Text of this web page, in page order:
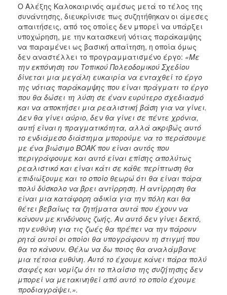
Ο Αλέξης Καλοκαιρινός αμέσως μετά το τέλος της
συνάντησης, διευκρίνισε πως συζητήθηκαν οι άμεσες
απαιτήσεις, από τος οποίες δεν μπορεί να υπάρξει
υποχώρηση, με την κατασκευή νότιας παράκαμψης
να παραμένει ως βασική απαίτηση, η οποία όμως
δεν αναστέλλει το προγραμματισμένο έργο: «Με
την εκπόνηση του Τοπικού Πολεοδομικού Σχεδίου
δίνεται μια μεγάλη ευκαιρία να ενταχθεί το έργο
της νότιας παράκαμψης που είναι πράγματι το έργο
που θα δώσει τη λύση σε έναν ευρύτερο σχεδιασμό
και να αποκτήσει μια ρεαλιστική βάση για να γίνει.
Δεν θα γίνει αύριο, δεν θα γίνει σε πέντε χρόνια,
αυτή είναι η πραγματικότητα, αλλά ακριβώς αυτό
το ενδιάμεσο διάστημα μπορούμε να το περάσουμε
με ένα βιώσιμο ΒΟΑΚ που είναι αυτός που
περιγράφουμε και αυτό είναι επίσης απολύτως
ρεαλιστικό και είναι κάτι σε κάθε περίπτωση θα
επιδιώξουμε και το οποίο θεωρώ ότι θα είναι πάρα
πολύ δύσκολο να βρει αντίρρηση. Η αντίρρηση θα
είναι μια κατάφορη αδικία για την πόλη και θα
θέτει βεβαίως τα ζητήματα αυτά που έχουν να
κάνουν με κινδύνους ζωής. Αν αυτό δεν γίνει δεκτό,
την ευθύνη για τις ζωές θα πρέπει να την πάρουν
ρητά αυτοί οι οποίοι θα υπογράφουν τη στιγμή που
θα το κάνουν. Θέλω να δω ποιος θα αναλάμβανε
μια τέτοια ευθύνη. Αυτό το έχουμε κάνει πάρα πολύ
σαφές και νομίζω ότι το πλαίσιο της συζήτησης δεν
μπορεί να μετακινηθεί από αυτό το οποίο έχουμε
προδιαγράψει.».